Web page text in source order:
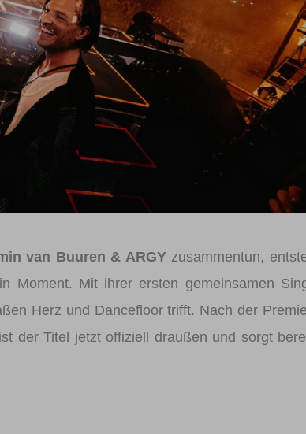
van Buuren & ARGYzusammentun,
Moment. Mit ihrer ersten gemeinsamen
Herz und Dancefloor trifft. Nach der
der Titel jetzt offiziell draußen und sorgt
Mit Facebook anmelden
Mit Google anmelden
Mit Apple anmelden